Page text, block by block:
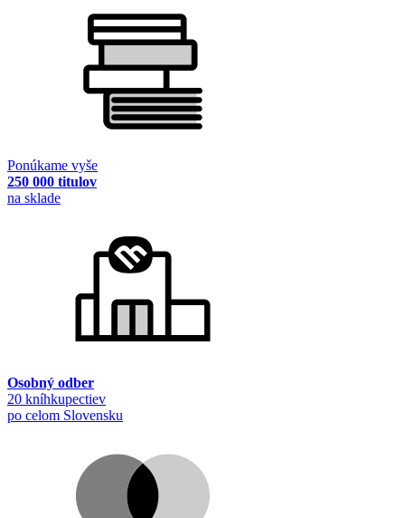
Ponúkame vyše
250 000 titulov
na sklade
Osobný odber
20 kníhkupectiev
po celom Slovensku